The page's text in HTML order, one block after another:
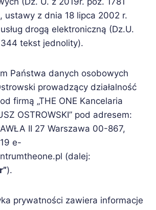
ustawy z dnia 18 lipca 2002 r.
drogą elektroniczną (Dz.U.
tekst jednolity).
Państwa danych osobowych
prowadzący działalność
firmą „THE ONE Kancelaria
OSTROWSKI” pod adresem:
II 27 Warszawa 00-867,
e-
(dalej:
).
prywatności zawiera informacje